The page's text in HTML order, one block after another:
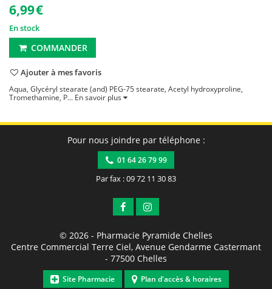
6,99€
En stock
COMMANDER
Ajouter à mes favoris
Aqua, Glycéryl stearate (and) PEG-75 stearate, Acetyl hydroxyproline,
Tromethamine, P... En savoir plus
Pour nous joindre par téléphone :
01 64 26 79 99
Par fax : 09 72 11 30 83
© 2026 - Pharmacie Pyramide Chelles
Centre Commercial Terre Ciel, Avenue Gendarme Castermant
- 77500 Chelles
Site Pharmacie Plan d'accès & horaires